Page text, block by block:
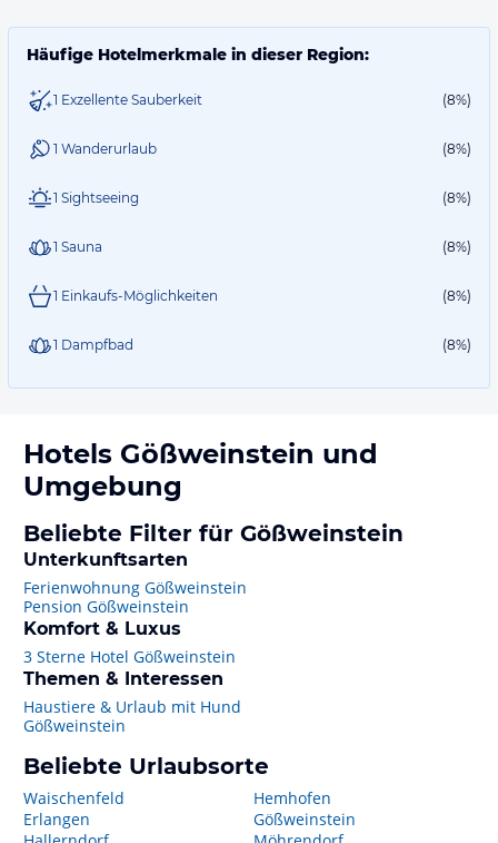
Häufige Hotelmerkmale in dieser Region:
1 Exzellente Sauberkeit (8%)
1 Wanderurlaub (8%)
1 Sightseeing (8%)
1 Sauna (8%)
1 Einkaufs-Möglichkeiten (8%)
1 Dampfbad (8%)
Hotels Gößweinstein und
Umgebung
Beliebte Filter für Gößweinstein
Unterkunftsarten
Ferienwohnung Gößweinstein
Pension Gößweinstein
Komfort & Luxus
3 Sterne Hotel Gößweinstein
Themen & Interessen
Haustiere & Urlaub mit Hund
Gößweinstein
Beliebte Urlaubsorte
Waischenfeld
Erlangen
Hemhofen
Gößweinstein